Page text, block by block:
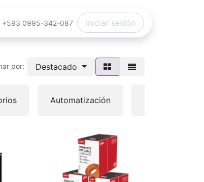
+593 0995-342-087 Iniciar sesión
por: Destacado
Automatización